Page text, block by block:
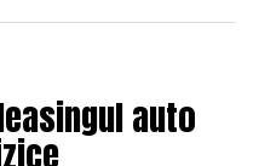
ci acela care îți lasă
de reutilizat. Hai să o
dintre opțiuni sunt
auto